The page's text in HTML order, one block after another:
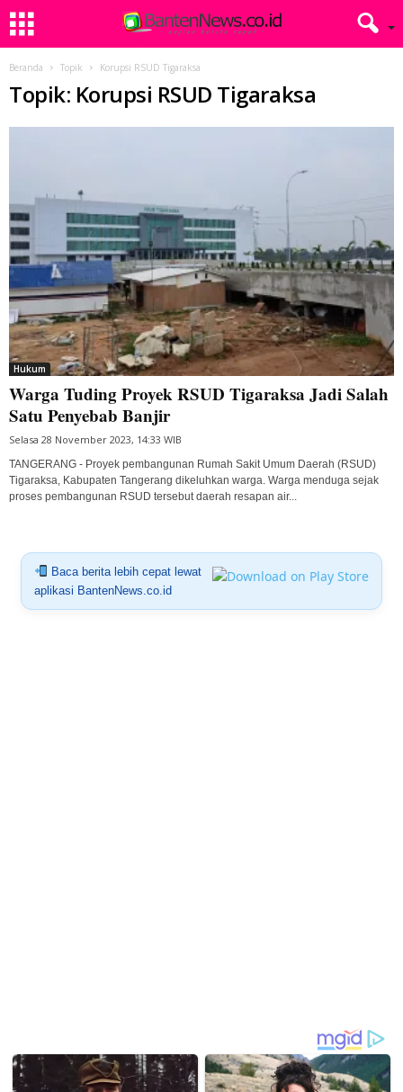
Beranda Topik Korupsi RSUD Tigaraksa
Topik: Korupsi RSUD Tigaraksa
Hukum
Warga Tuding Proyek RSUD Tigaraksa Jadi Salah
Satu Penyebab Banjir
Selasa 28 November 2023, 14:33 WIB
TANGERANG - Proyek pembangunan Rumah Sakit Umum Daerah (RSUD)
Tigaraksa, Kabupaten Tangerang dikeluhkan warga. Warga menduga sejak
proses pembangunan RSUD tersebut daerah resapan air...
Baca berita lebih cepat lewat
aplikasi BantenNews.co.id